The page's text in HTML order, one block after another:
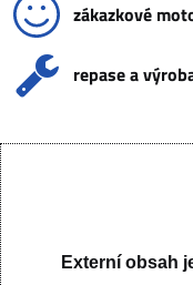
zákazkové
repase a
Externí obsah